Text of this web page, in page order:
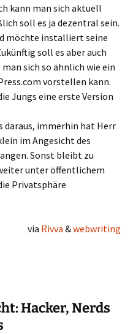
kann man sich aktuell
soll es ja dezentral sein.
möchte installiert seine
soll es aber auch
sich so ähnlich wie ein
vorstellen kann.
Jungs eine erste Version
immerhin hat Herr
im Angesicht des
Sonst bleibt zu
unter öffentlichem
Privatsphäre
via Rivva &webwriting
Hacker, Nerds